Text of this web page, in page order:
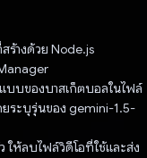
ร้างด้วย Node.js
บบของบาสเก็ตบอลในไฟล์
ยระบุรุ่นของ gemini-1.5-
ให้ลบไฟล์วิดีโอที่ใช้และส่ง